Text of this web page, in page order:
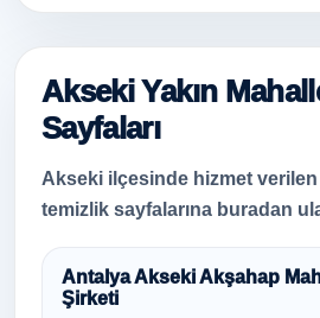
Akseki Yakın
Sayfaları
Akseki ilçesinde hizmet verilen
temizlik sayfalarına buradan
Antalya Akseki Akşahap
Şirketi